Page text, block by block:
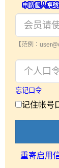
【范例：
忘记口令
记住帐号
重寄启用